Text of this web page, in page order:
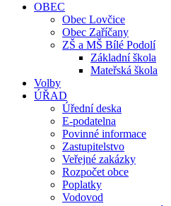
OBEC
Obec Lovčice
Obec Zaříčany
ZŠ a MŠ Bílé Podolí
Základní škola
Mateřská škola
Volby
ÚŘAD
Úřední deska
E-podatelna
Povinné informace
Zastupitelstvo
Veřejné zakázky
Rozpočet obce
Poplatky
Vodovod